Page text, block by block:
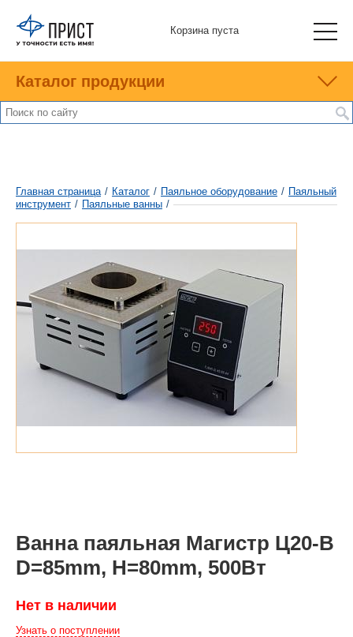
Корзина пуста
Каталог продукции
Главная страница / Каталог / Паяльное оборудование / Паяльный
инструмент / Паяльные ванны /
Ванна паяльная Магистр Ц20-В
D=85mm, H=80mm, 500Вт
Нет в наличии
Узнать о поступлении